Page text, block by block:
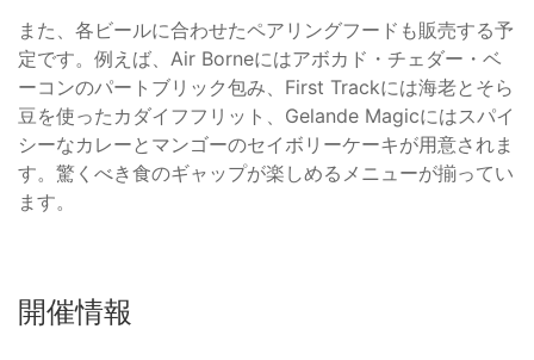
また、各ビールに合わせたペアリングフードも販売する予
定です。例えば、Air Borneにはアボカド・チェダー・ベ
ーコンのパートブリック包み、First Trackには海老とそら
豆を使ったカダイフフリット、Gelande Magicにはスパイ
シーなカレーとマンゴーのセイボリーケーキが用意されま
す。驚くべき食のギャップが楽しめるメニューが揃ってい
ます。
開催情報